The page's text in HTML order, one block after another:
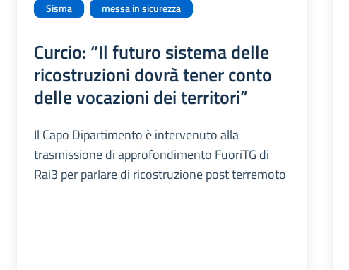
Sisma
messa in sicurezza
Curcio: “Il futuro sistema delle
ricostruzioni dovrà tener conto
delle vocazioni dei territori”
Il Capo Dipartimento è intervenuto alla
trasmissione di approfondimento FuoriTG di
Rai3 per parlare di ricostruzione post terremoto